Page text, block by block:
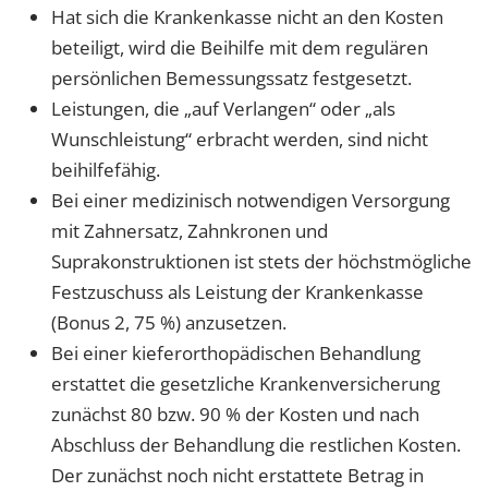
Hat sich die Krankenkasse nicht an den Kosten
beteiligt, wird die Beihilfe mit dem regulären
persönlichen Bemessungssatz festgesetzt.
Leistungen, die „auf Verlangen“ oder „als
Wunschleistung“ erbracht werden, sind nicht
beihilfefähig.
Bei einer medizinisch notwendigen Versorgung
mit Zahnersatz, Zahnkronen und
Suprakonstruktionen ist stets der höchstmögliche
Festzuschuss als Leistung der Krankenkasse
(Bonus 2, 75 %) anzusetzen.
Bei einer kieferorthopädischen Behandlung
erstattet die gesetzliche Krankenversicherung
zunächst 80 bzw. 90 % der Kosten und nach
Abschluss der Behandlung die restlichen Kosten.
Der zunächst noch nicht erstattete Betrag in